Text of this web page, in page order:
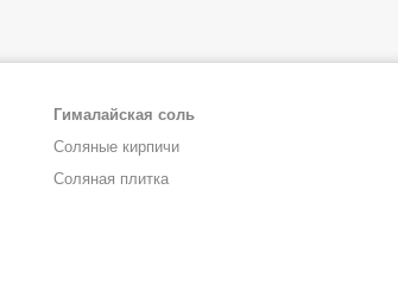
Гималайская соль
Соляные кирпичи
Соляная плитка